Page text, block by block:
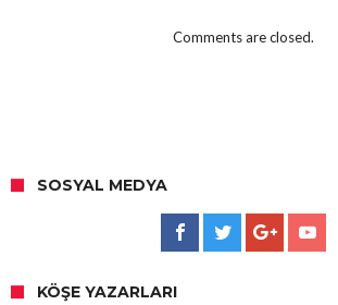
Comments are closed.
SOSYAL MEDYA
KÖŞE YAZARLARI